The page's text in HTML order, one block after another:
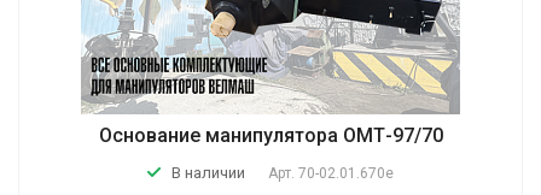
Основание манипулятора ОМТ-97/70
В наличии Арт. 70-02.01.670e